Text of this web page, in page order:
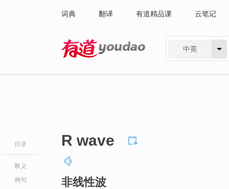
词典 翻译 有道精品课 云笔记
中英
目录
释义
例句
R wave
非线性波